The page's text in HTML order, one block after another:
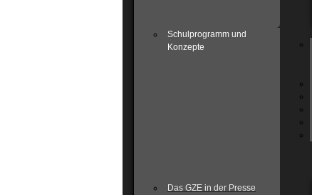
Schulprogramm und
Konzepte
Das GZE in der Presse